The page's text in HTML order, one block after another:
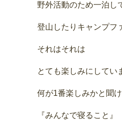
野外活動のため一泊し
登山したりキャンプフ
それはそれは
とても楽しみにしてい
何が1番楽しみかと聞
『みんなで寝ること』